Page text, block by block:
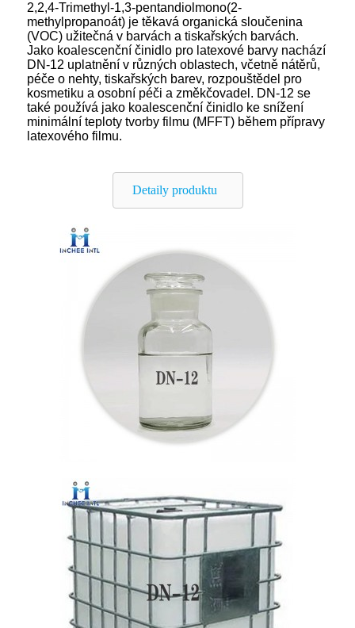
2,2,4-Trimethyl-1,3-pentandiolmono(2-
methylpropanoát) je těkavá organická sloučenina
(VOC) užitečná v barvách a tiskařských barvách.
Jako koalescenční činidlo pro latexové barvy nachází
DN-12 uplatnění v různých oblastech, včetně nátěrů,
péče o nehty, tiskařských barev, rozpouštědel pro
kosmetiku a osobní péči a změkčovadel. DN-12 se
také používá jako koalescenční činidlo ke snížení
minimální teploty tvorby filmu (MFFT) během přípravy
latexového filmu.
Detaily produktu